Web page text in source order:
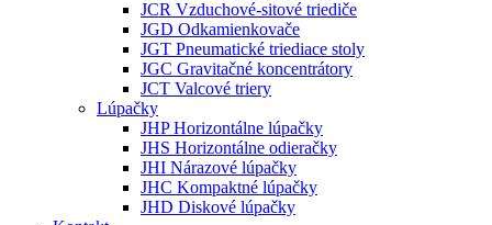
JCR Vzduchové-sitové triediče
JGD Odkamienkovače
JGT Pneumatické triediace stoly
JGC Gravitačné koncentrátory
JCT Valcové triery
Lúpačky
JHP Horizontálne lúpačky
JHS Horizontálne odieračky
JHI Nárazové lúpačky
JHC Kompaktné lúpačky
JHD Diskové lúpačky